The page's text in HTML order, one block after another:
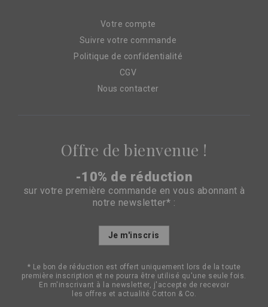
Votre compte
Suivre votre commande
Politique de confidentialité
CGV
Nous contacter
Offre de bienvenue !
-10% de réduction
sur votre première commande en vous abonnant à
notre newsletter* :
Inscription
d’information
:
Je m'inscris
* Le bon de réduction est offert uniquement lors de la toute
première inscription et ne pourra être utilisé qu'une seule fois.
En m'inscrivant à la newsletter, j'accepte de recevoir
les offres et actualité Cotton & Co.